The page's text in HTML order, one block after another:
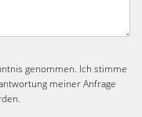
genommen. Ich stimme
meiner Anfrage